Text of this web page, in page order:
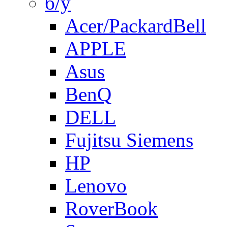
Acer/PackardBell
APPLE
Asus
BenQ
DELL
Fujitsu Siemens
HP
Lenovo
RoverBook